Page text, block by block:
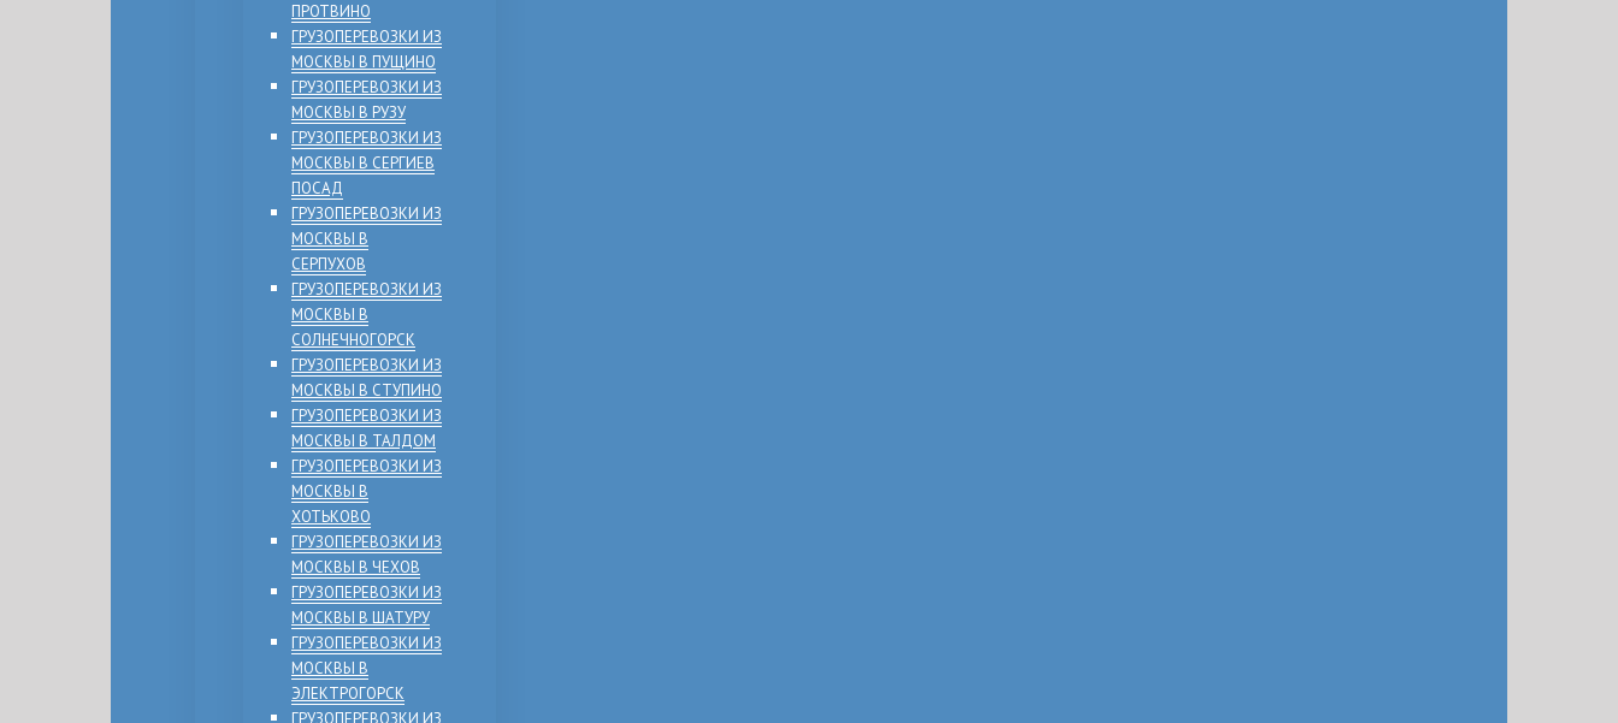
ПРОТВИНО
ГРУЗОПЕРЕВОЗКИ ИЗ
МОСКВЫ В ПУЩИНО
ГРУЗОПЕРЕВОЗКИ ИЗ
МОСКВЫ В РУЗУ
ГРУЗОПЕРЕВОЗКИ ИЗ
МОСКВЫ В СЕРГИЕВ
ПОСАД
ГРУЗОПЕРЕВОЗКИ ИЗ
МОСКВЫ В
СЕРПУХОВ
ГРУЗОПЕРЕВОЗКИ ИЗ
МОСКВЫ В
СОЛНЕЧНОГОРСК
ГРУЗОПЕРЕВОЗКИ ИЗ
МОСКВЫ В СТУПИНО
ГРУЗОПЕРЕВОЗКИ ИЗ
МОСКВЫ В ТАЛДОМ
ГРУЗОПЕРЕВОЗКИ ИЗ
МОСКВЫ В
ХОТЬКОВО
ГРУЗОПЕРЕВОЗКИ ИЗ
МОСКВЫ В ЧЕХОВ
ГРУЗОПЕРЕВОЗКИ ИЗ
МОСКВЫ В ШАТУРУ
ГРУЗОПЕРЕВОЗКИ ИЗ
МОСКВЫ В
ЭЛЕКТРОГОРСК
ГРУЗОПЕРЕВОЗКИ ИЗ